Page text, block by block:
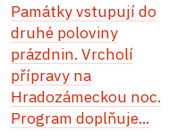
Památky vstupují do
druhé poloviny
prázdnin. Vrcholí
přípravy na
Hradozámeckou noc.
Program doplňuje...